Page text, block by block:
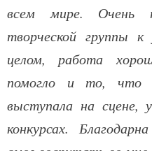
всем мире. Очень
творческой группы
целом, работа
помогло и то, что
выступала на сцене,
конкурсах.